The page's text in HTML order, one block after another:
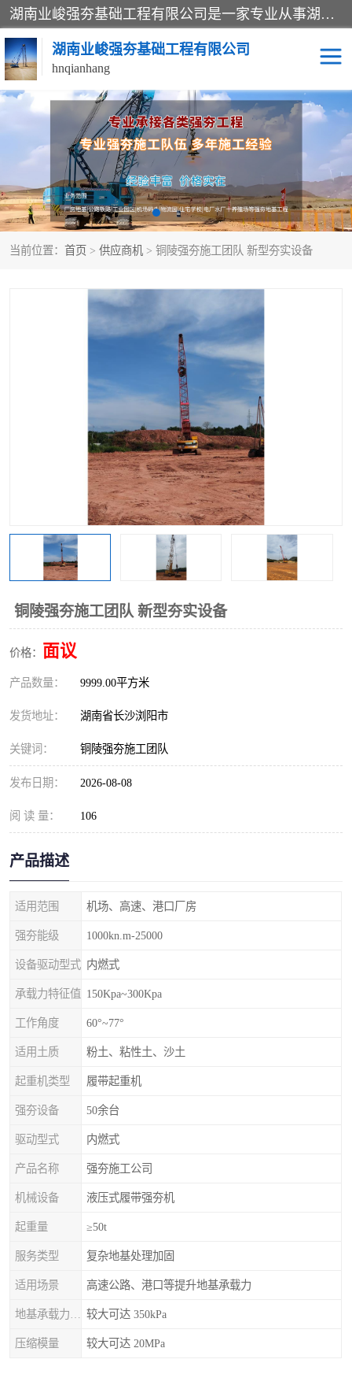
湖南业峻强夯基础工程有限公司是一家专业从事湖南强夯基础工程、强夯机租赁，地基处理的施工单位。业务覆盖：湖南、广东，江西等地。可承接1000KN.m-25000KN.m强夯（置换）工程。公司创始人是国内较早期从事强夯施工的建设者，经过多年的一步一个脚印的发展，在行业内具有较高的度和良好的口碑。
湖南业峻强夯基础工程有限公司
hnqianhang
当前位置： 首页 > 供应商机 > 铜陵强夯施工团队 新型夯实设备
铜陵强夯施工团队 新型夯实设备
价格： 面议
产品数量： 9999.00平方米
发货地址： 湖南省长沙浏阳市
关键词： 铜陵强夯施工团队
发布日期： 2026-08-08
阅 读 量： 106
产品描述
适用范围 机场、高速、港口厂房
强夯能级 1000kn.m-25000
设备驱动型式 内燃式
承载力特征值 150Kpa~300Kpa
工作角度 60°~77°
适用土质 粉土、粘性土、沙土
起重机类型 履带起重机
强夯设备 50余台
驱动型式 内燃式
产品名称 强夯施工公司
机械设备 液压式履带强夯机
起重量 ≥50t
服务类型 复杂地基处理加固
适用场景 高速公路、港口等提升地基承载力
较大可达 350kPa
压缩模量 较大可达 20MPa
强夯施工案例 强夯机租赁
强夯施工工程 强夯施工队伍
强夯队伍